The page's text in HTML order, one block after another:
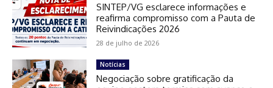
SINTEP/VG esclarece informações e
reafirma compromisso com a Pauta de
Reivindicações 2026
28 de julho de 2026
Notícias
Negociação sobre gratificação da